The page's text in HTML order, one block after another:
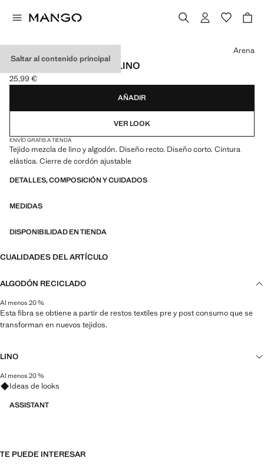
Saltar al contenido principal
BERMUDAS ALGODÓN LINO
Precio actual [25,99 € ]
25,99 €
Selecciona un color
Arena
AÑADIR
VER LOOK
ENVÍO GRATIS A TIENDA
Tejido mezcla de lino y algodón. Diseño recto. Diseño corto. Cintura
elástica. Cierre de cordón ajustable
DETALLES, COMPOSICIÓN Y CUIDADOS
MEDIDAS
DISPONIBILIDAD EN TIENDA
CUALIDADES DEL ARTÍCULO
ALGODÓN RECICLADO
Al menos 20 %
Esta fibra se obtiene a partir de restos textiles pre y post consumo que se
transforman en nuevos tejidos.
LINO
Al menos 20 %
Natural, transpirable y ligero. El lino es la fibra más cómoda para climas
Pregunta por looks, prendas y tendencias
Ideas de looks
ASSISTANT
TE PUEDE INTERESAR